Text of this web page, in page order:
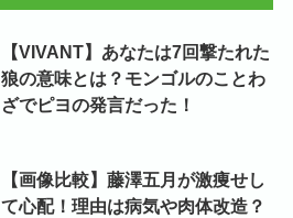
【VIVANT】あなたは7回撃たれた
狼の意味とは？モンゴルのことわ
ざでピヨの発言だった！
【画像比較】藤澤五月が激痩せし
て心配！理由は病気や肉体改造？